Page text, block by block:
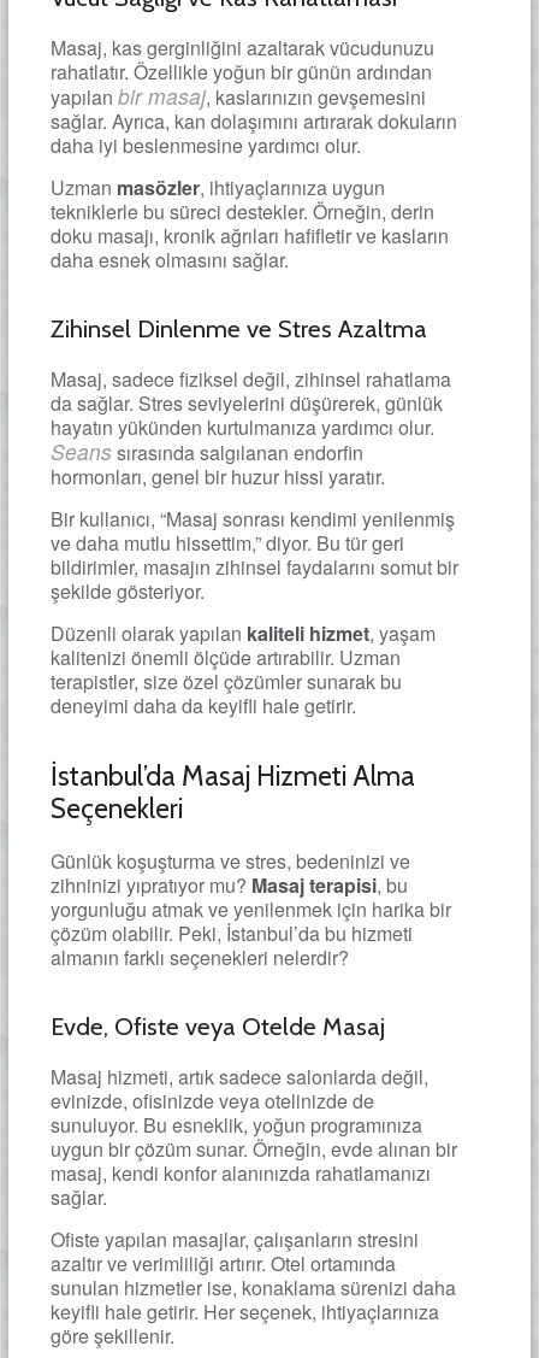
Masaj, kas gerginliğini azaltarak vücudunuzu
rahatlatır. Özellikle yoğun bir günün ardından
yapılan bir masaj, kaslarınızın gevşemesini
sağlar. Ayrıca, kan dolaşımını artırarak dokuların
daha iyi beslenmesine yardımcı olur.
Uzman masözler, ihtiyaçlarınıza uygun
tekniklerle bu süreci destekler. Örneğin, derin
doku masajı, kronik ağrıları hafifletir ve kasların
daha esnek olmasını sağlar.
Zihinsel Dinlenme ve Stres Azaltma
Masaj, sadece fiziksel değil, zihinsel rahatlama
da sağlar. Stres seviyelerini düşürerek, günlük
hayatın yükünden kurtulmanıza yardımcı olur.
Seans sırasında salgılanan endorfin
hormonları, genel bir huzur hissi yaratır.
Bir kullanıcı, “Masaj sonrası kendimi yenilenmiş
ve daha mutlu hissettim,” diyor. Bu tür geri
bildirimler, masajın zihinsel faydalarını somut bir
şekilde gösteriyor.
Düzenli olarak yapılan kaliteli hizmet, yaşam
kalitenizi önemli ölçüde artırabilir. Uzman
terapistler, size özel çözümler sunarak bu
deneyimi daha da keyifli hale getirir.
İstanbul’da Masaj Hizmeti Alma
Seçenekleri
Günlük koşuşturma ve stres, bedeninizi ve
zihninizi yıpratıyor mu? Masaj terapisi, bu
yorgunluğu atmak ve yenilenmek için harika bir
çözüm olabilir. Peki, İstanbul’da bu hizmeti
almanın farklı seçenekleri nelerdir?
Evde, Ofiste veya Otelde Masaj
Masaj hizmeti, artık sadece salonlarda değil,
evinizde, ofisinizde veya otelinizde de
sunuluyor. Bu esneklik, yoğun programınıza
uygun bir çözüm sunar. Örneğin, evde alınan bir
masaj, kendi konfor alanınızda rahatlamanızı
sağlar.
Ofiste yapılan masajlar, çalışanların stresini
azaltır ve verimliliği artırır. Otel ortamında
sunulan hizmetler ise, konaklama sürenizi daha
keyifli hale getirir. Her seçenek, ihtiyaçlarınıza
göre şekillenir.